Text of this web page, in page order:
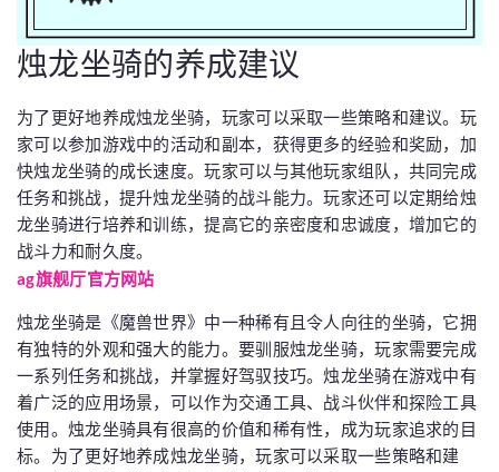
烛龙坐骑的养成建议
为了更好地养成烛龙坐骑，玩家可以采取一些策略和建议。玩
家可以参加游戏中的活动和副本，获得更多的经验和奖励，加
快烛龙坐骑的成长速度。玩家可以与其他玩家组队，共同完成
任务和挑战，提升烛龙坐骑的战斗能力。玩家还可以定期给烛
龙坐骑进行培养和训练，提高它的亲密度和忠诚度，增加它的
战斗力和耐久度。
ag旗舰厅官方网站
烛龙坐骑是《魔兽世界》中一种稀有且令人向往的坐骑，它拥
有独特的外观和强大的能力。要驯服烛龙坐骑，玩家需要完成
一系列任务和挑战，并掌握好驾驭技巧。烛龙坐骑在游戏中有
着广泛的应用场景，可以作为交通工具、战斗伙伴和探险工具
使用。烛龙坐骑具有很高的价值和稀有性，成为玩家追求的目
标。为了更好地养成烛龙坐骑，玩家可以采取一些策略和建